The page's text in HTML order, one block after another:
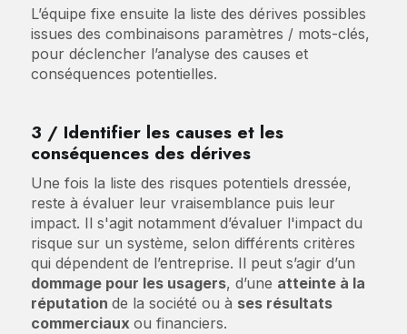
L’équipe fixe ensuite la liste des dérives possibles
issues des combinaisons paramètres / mots-clés,
pour déclencher l’analyse des causes et
conséquences potentielles.
3 / Identifier les causes et les
conséquences des dérives
Une fois la liste des risques potentiels dressée,
reste à évaluer leur vraisemblance puis leur
impact. Il s'agit notamment d’évaluer l'impact du
risque sur un système, selon différents critères
qui dépendent de l’entreprise. Il peut s’agir d’un
dommage pour les usagers, d’une atteinte à la
réputation de la société ou à ses résultats
commerciaux ou financiers.